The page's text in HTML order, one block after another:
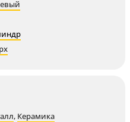
, Керамика